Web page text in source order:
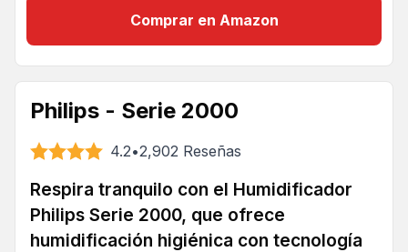
Comprar en Amazon
Philips - Serie 2000
4.2•2,902 Reseñas
Respira tranquilo con el Humidificador
Philips Serie 2000, que ofrece
humidificación higiénica con tecnología